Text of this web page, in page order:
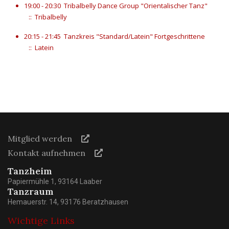
19:00 - 20:30 Tribalbelly Dance Group "Orientalischer Tanz"
:: Tribalbelly
20:15 - 21:45 Tanzkreis "Standard/Latein" Fortgeschrittene
:: Latein
Mitglied werden
Kontakt aufnehmen
Tanzheim
Papiermühle 1, 93164 Laaber
Tanzraum
Hemauerstr. 14, 93176 Beratzhausen
Wichtige Links